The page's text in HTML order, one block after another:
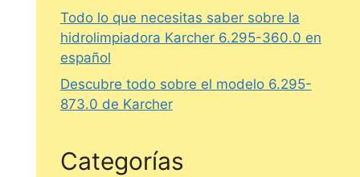
Todo lo que necesitas saber sobre la
hidrolimpiadora Karcher 6.295-360.0 en
español
Descubre todo sobre el modelo 6.295-
873.0 de Karcher
Categorías